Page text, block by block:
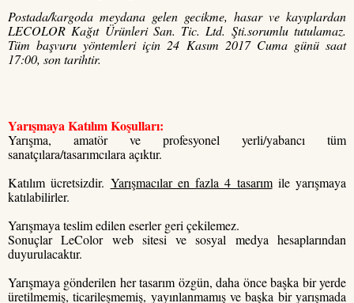
Postada/kargoda meydana gelen gecikme, hasar ve kayıplardan
LECOLOR Kağıt Ürünleri San. Tic. Ltd. Şti.sorumlu tutulamaz.
Tüm başvuru yöntemleri için 24 Kasım 2017 Cuma günü saat
17:00, son tarihtir.
Yarışmaya Katılım Koşulları:
Yarışma, amatör ve profesyonel yerli/yabancı tüm
sanatçılara/tasarımcılara açıktır.
Katılım ücretsizdir. Yarışmacılar en fazla 4 tasarımile yarışmaya
katılabilirler.
Yarışmaya teslim edilen eserler geri çekilemez.
Sonuçlar LeColor web sitesi ve sosyal medya hesaplarından
duyurulacaktır.
Yarışmaya gönderilen her tasarım özgün, daha önce başka bir yerde
üretilmemiş, ticarileşmemiş, yayınlanmamış ve başka bir yarışmada